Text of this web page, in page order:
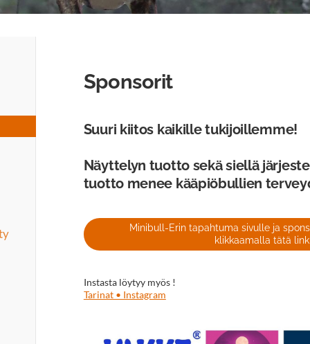
Sponsorit
Suuri kiitos kaikille tukijoillemme!
Näyttelyn tuotto sekä siellä
tuotto menee kääpiöbullien
Minibull-Erin tapahtuma sivulle ja
klikkaamalla tätä
Instasta löytyy myös !
Tarinat • Instagram